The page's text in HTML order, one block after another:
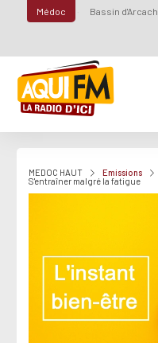
Médoc Bassin
MEDOC HAUT Emissions
S'entraîner malgré la fatigue